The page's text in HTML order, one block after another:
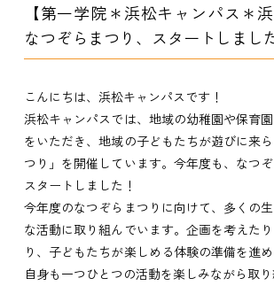
【第一学院＊浜松キャンパス＊
なつぞらまつり、スタートしまし
こんにちは、浜松キャンパスです！
浜松キャンパスでは、地域の幼稚園や保育
をいただき、地域の子どもたちが遊びに来
つり」を開催しています。今年度も、なつ
スタートしました！
今年度のなつぞらまつりに向けて、多くの
な活動に取り組んでいます。企画を考えた
り、子どもたちが楽しめる体験の準備を進
自身も一つひとつの活動を楽しみながら取り